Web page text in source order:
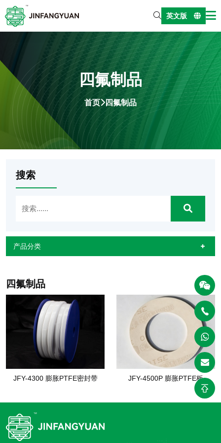
英文版
四氟制品
首页 四氟制品
搜索
产品分类
四氟制品
JFY-4300 膨胀PTFE密封带 JFY-4500P 膨胀PTFE板